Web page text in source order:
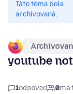
Táto téma bola
archivovaná.
youtube
1odpoveď 0má